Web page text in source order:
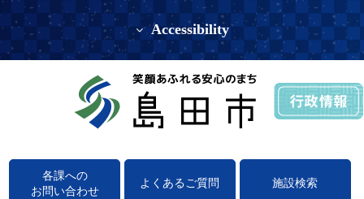
Accessibility
各課への
お問い合わせ
よくあるご質問 施設検索